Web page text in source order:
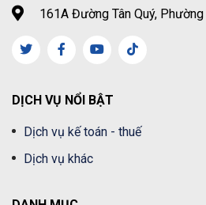
161A Đường Tân Quý,
DỊCH VỤ NỔI BẬT
Dịch vụ kế toán - thuế
Dịch vụ khác